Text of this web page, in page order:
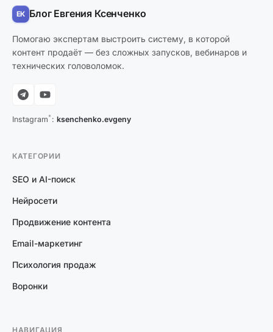
Блог Евгения Ксенченко
Помогаю экспертам выстроить систему, в которой
контент продаёт — без сложных запусков, вебинаров и
технических головоломок.
Instagram*: ksenchenko.evgeny
КАТЕГОРИИ
SEO и AI-поиск
Нейросети
Продвижение контента
Email-маркетинг
Психология продаж
Воронки
НАВИГАЦИЯ